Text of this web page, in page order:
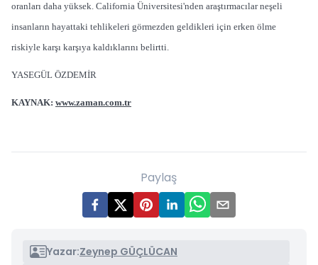
oranları daha yüksek. California Üniversitesi'nden araştırmacılar neşeli
insanların hayattaki tehlikeleri görmezden geldikleri için erken ölme
riskiyle karşı karşıya kaldıklarını belirtti.
YASEGÜL ÖZDEMİR
KAYNAK: www.zaman.com.tr
Paylaş
Yazar:Zeynep GÜÇLÜCAN